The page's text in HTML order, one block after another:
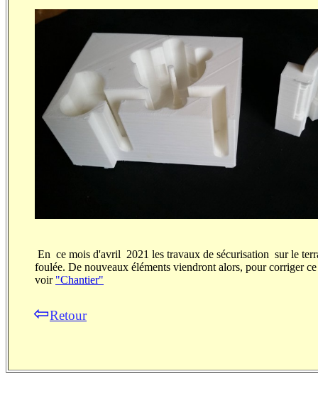
En ce mois d'avril 2021 les travaux de sécurisation sur le
foulée. De nouveaux éléments viendront alors, pour corriger
voir "Chantier"
⇦Retour